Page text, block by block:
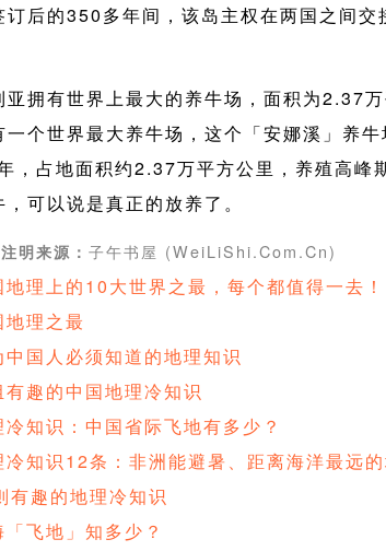
订后的350多年间，该岛主权在两国之间交
亚拥有世界上最大的养牛场，面积为2.37万
一个世界最大养牛场，这个「安娜溪」养牛
，占地面积约2.37万平方公里，养殖高峰
可以说是真正的放养了。
明来源： 子午书屋 (WeiLiShi.Com.Cn)
地理上的10大世界之最，每个都值得一去！
地理之最
中国人必须知道的地理知识
有趣的中国地理冷知识
冷知识：中国省际飞地有多少？
冷知识12条：非洲能避暑、距离海洋最远
有趣的地理冷知识
「飞地」知多少？